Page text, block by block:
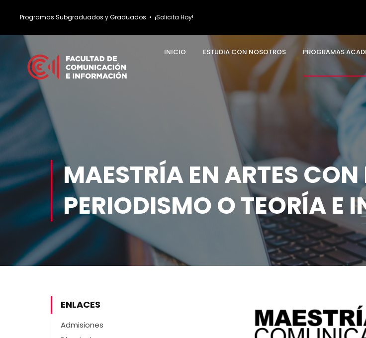
Programas Subgraduados y Graduados • ¡Solicita Hoy!
INICIO ESTUDIA CON NOSOTROS PROGRAMAS
MAESTRÍA EN ARTES
PERIODISMO O TEORÍA E
ENLACES
Admisiones